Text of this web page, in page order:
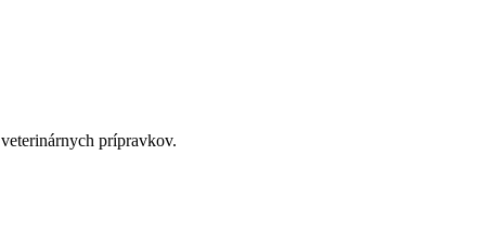
veterinárnych prípravkov.